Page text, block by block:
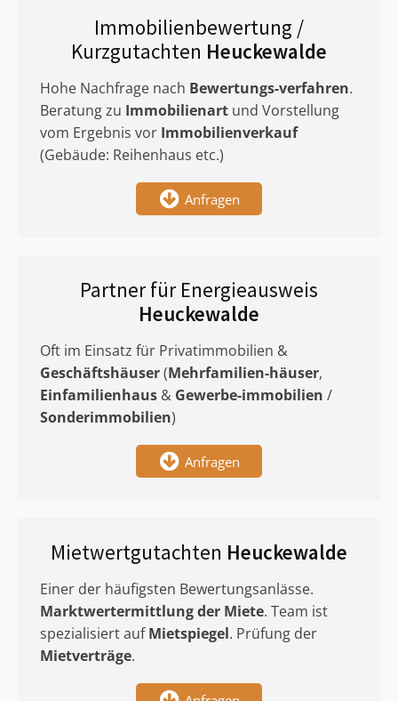
Immobilienbewertung /
Kurzgutachten Heuckewalde
Hohe Nachfrage nach Bewertungs-verfahren.
Beratung zu Immobilienart und Vorstellung
vom Ergebnis vor Immobilienverkauf
(Gebäude: Reihenhaus etc.)
Anfragen
Partner für Energieausweis
Heuckewalde
Oft im Einsatz für Privatimmobilien &
Geschäftshäuser(Mehrfamilien-häuser,
Einfamilienhaus & Gewerbe-immobilien /
Sonderimmobilien)
Anfragen
Mietwertgutachten Heuckewalde
Einer der häufigsten Bewertungsanlässe.
Marktwertermittlungder Miete. Team ist
spezialisiert aufMietspiegel. Prüfung der
Mietverträge.